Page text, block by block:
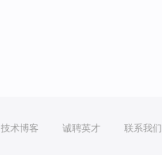
技术博客 诚聘英才 联系我们